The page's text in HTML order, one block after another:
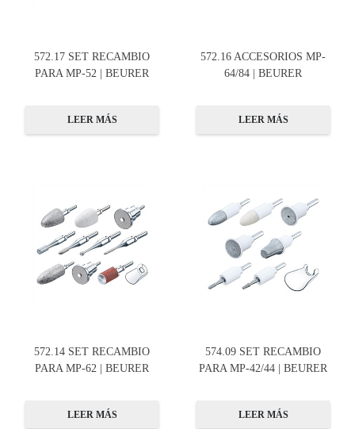
572.17 SET RECAMBIO
PARA MP-52 | BEURER
LEER MÁS
572.16 ACCESORIOS MP-
64/84 | BEURER
LEER MÁS
572.14 SET RECAMBIO
PARA MP-62 | BEURER
LEER MÁS
574.09 SET RECAMBIO
PARA MP-42/44 | BEURER
LEER MÁS